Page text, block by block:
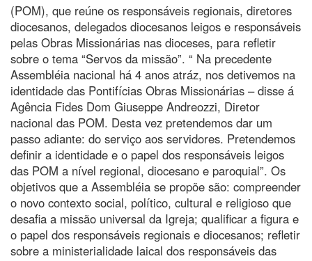
(POM), que reúne os responsáveis regionais, diretores
diocesanos, delegados diocesanos leigos e responsáveis
pelas Obras Missionárias nas dioceses, para refletir
sobre o tema “Servos da missão”. “ Na precedente
Assembléia nacional há 4 anos atráz, nos detivemos na
identidade das Pontifícias Obras Missionárias – disse á
Agência Fides Dom Giuseppe Andreozzi, Diretor
nacional das POM. Desta vez pretendemos dar um
passo adiante: do serviço aos servidores. Pretendemos
definir a identidade e o papel dos responsáveis leigos
das POM a nível regional, diocesano e paroquial”. Os
objetivos que a Assembléia se propõe são: compreender
o novo contexto social, político, cultural e religioso que
desafia a missão universal da Igreja; qualificar a figura e
o papel dos responsáveis regionais e diocesanos; refletir
sobre a ministerialidade laical dos responsáveis das